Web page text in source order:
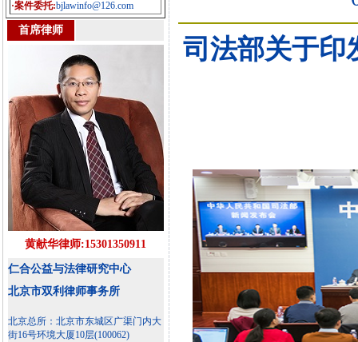
·案件委托:bjlawinfo@126.com
首席律师
黄献华律师:15301350911
仁合公益与法律研究中心
北京市双利律师事务所
北京总所：北京市东城区广渠门内大
街16号环境大厦10层(100062)
司法部关于印